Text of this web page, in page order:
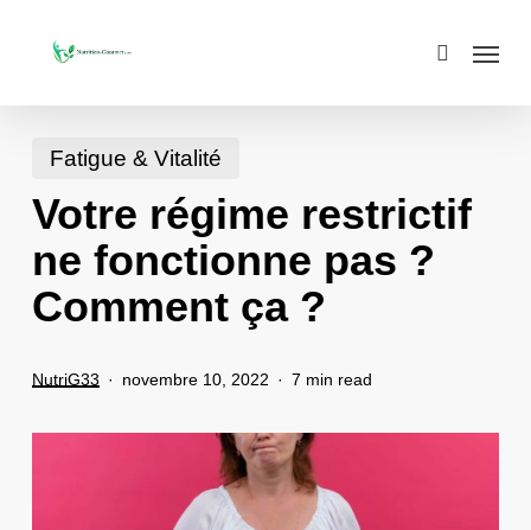
main
search
Fatigue & Vitalité
Votre régime restrictif
ne fonctionne pas ?
Comment ça ?
NutriG33 novembre 10, 2022 7 min read